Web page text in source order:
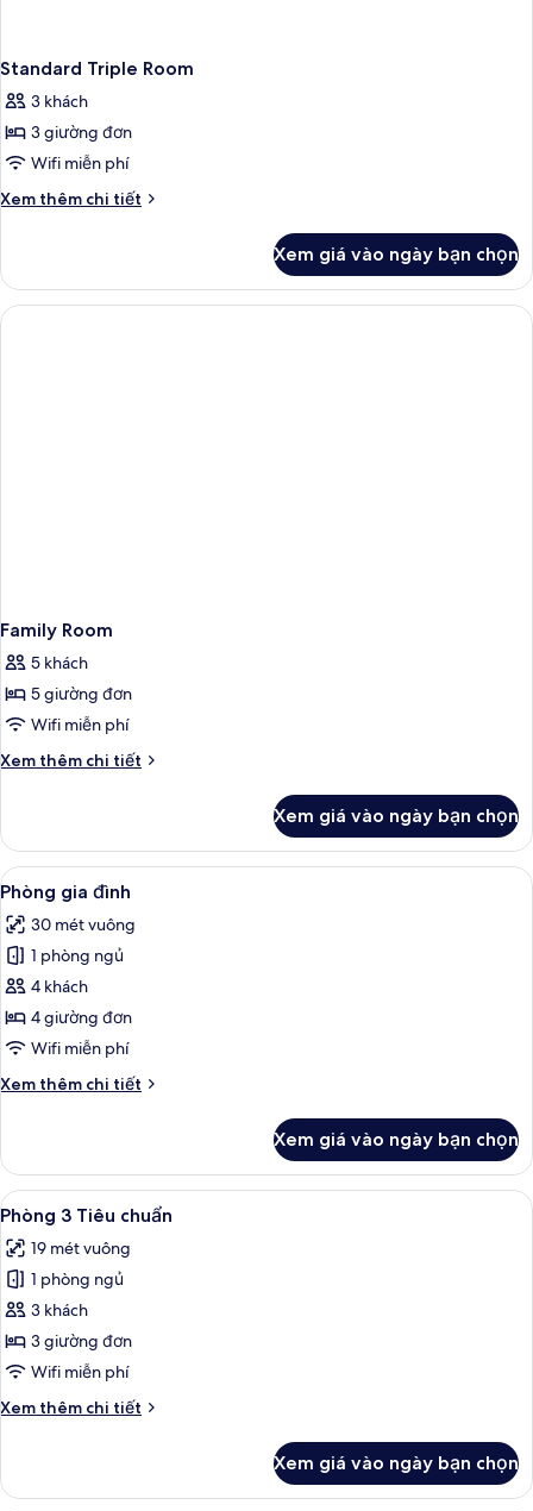
Standard Triple Room
3 khách
3 giường đơn
Wifi miễn phí
Xem thêm chi tiết
Chi
Standard
Triple
Room
Xem giá vào ngày bạn chọn
Family Room
5 khách
5 giường đơn
Wifi miễn phí
Xem thêm chi tiết
Chi
Family
Room
Xem giá vào ngày bạn chọn
Xem
tất
cả
ảnh
Phòng
gia
đình
Bộ đồ giường kháng dị ứng, két
4
Phòng gia đình
30 mét vuông
1 phòng ngủ
4 khách
4 giường đơn
Wifi miễn phí
Xem thêm chi tiết
Chi
Phòng
gia
đình
Xem giá vào ngày bạn chọn
Xem
tất
cả
ảnh
Phòng
3
Tiêu
Bộ đồ giường kháng dị ứng, két
5
Phòng 3 Tiêu chuẩn
19 mét vuông
1 phòng ngủ
3 khách
3 giường đơn
Wifi miễn phí
Xem thêm chi tiết
Chi
Phòng
Xem giá vào ngày bạn chọn